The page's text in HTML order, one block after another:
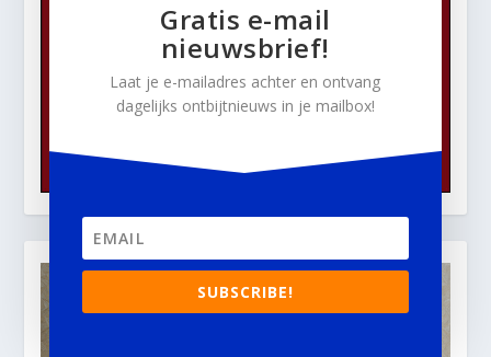
Gratis e-mail
nieuwsbrief!
Laat je e-mailadres achter en ontvang
dagelijks ontbijtnieuws in je mailbox!
SUBSCRIBE!